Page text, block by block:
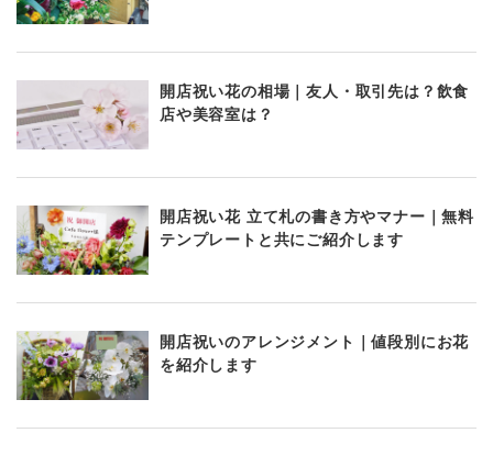
開店祝い花の相場｜友人・取引先は？飲食
店や美容室は？
開店祝い花 立て札の書き方やマナー｜無料
テンプレートと共にご紹介します
開店祝いのアレンジメント｜値段別にお花
を紹介します